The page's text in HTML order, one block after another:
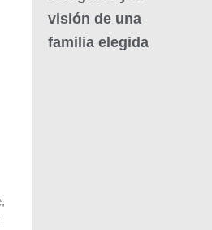
visión de una
familia elegida